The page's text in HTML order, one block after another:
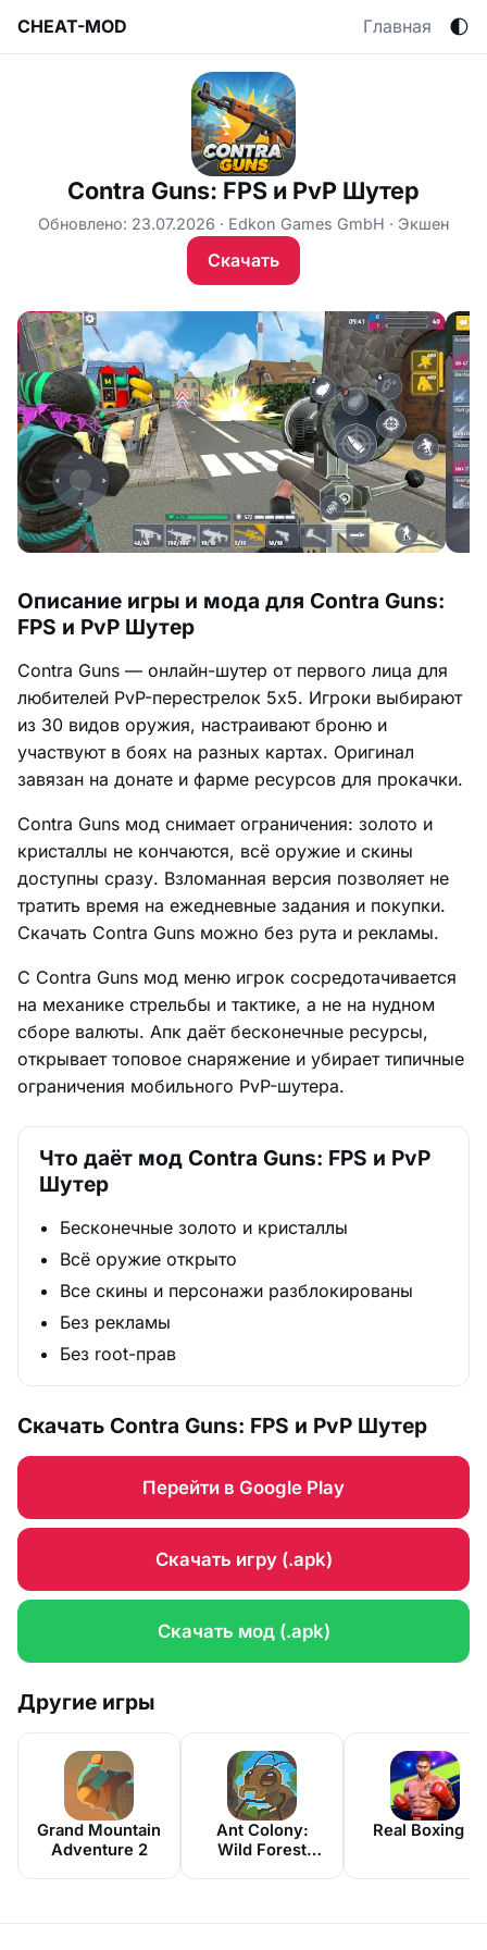
CHEAT-MOD Главная 🌓
Contra Guns: FPS и PvP Шутер
Обновлено: 23.07.2026 Edkon Games GmbH Экшен
Скачать
Описание игры и мода для Contra Guns:
FPS и PvP Шутер
Contra Guns — онлайн-шутер от первого лица для
любителей PvP-перестрелок 5x5. Игроки выбирают
из 30 видов оружия, настраивают броню и
участвуют в боях на разных картах. Оригинал
завязан на донате и фарме ресурсов для прокачки.
Contra Guns мод снимает ограничения: золото и
кристаллы не кончаются, всё оружие и скины
доступны сразу. Взломанная версия позволяет не
тратить время на ежедневные задания и покупки.
Скачать Contra Guns можно без рута и рекламы.
С Contra Guns мод меню игрок сосредотачивается
на механике стрельбы и тактике, а не на нудном
сборе валюты. Апк даёт бесконечные ресурсы,
открывает топовое снаряжение и убирает типичные
ограничения мобильного PvP-шутера.
Что даёт мод Contra Guns: FPS и PvP
Шутер
Бесконечные золото и кристаллы
Всё оружие открыто
Все скины и персонажи разблокированы
Без рекламы
Без root-прав
Скачать Contra Guns: FPS и PvP Шутер
Перейти в Google Play
Скачать игру (.apk)
Скачать мод (.apk)
Другие игры
Grand Mountain
Adventure 2
Ant Colony:
Wild Forest
Real Boxing 3